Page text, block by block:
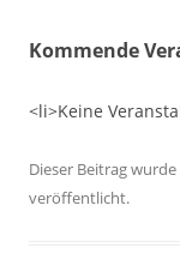
Kommende
<li>Keine
Dieser Beitrag wurde
veröffentlicht.